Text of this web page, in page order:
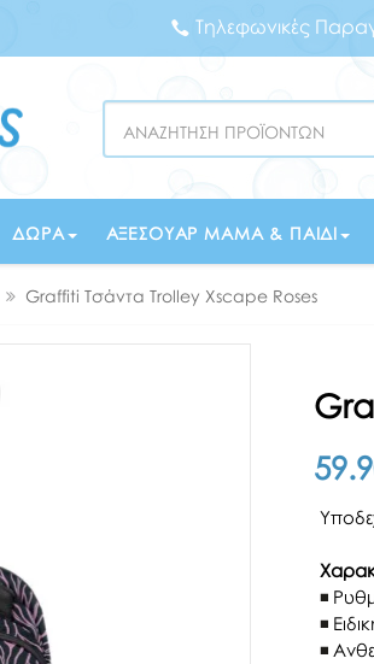
Τηλεφωνικές
ΔΏΡΑ ΑΞΕΣΟΥΆΡ ΜΑΜΆ & ΠΑΙΔΊ
Graffiti Τσάντα Trolley Xscape Roses